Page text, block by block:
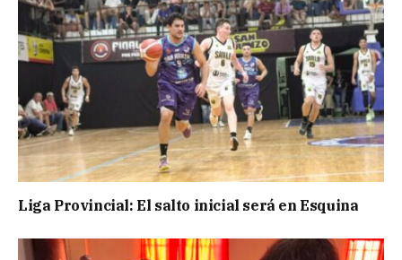
Liga Provincial: El salto inicial será en Esquina